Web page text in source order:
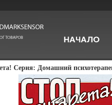
Серия: Домашний